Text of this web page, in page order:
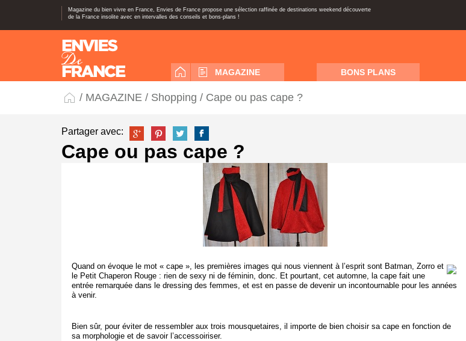
Magazine du bien vivre en France, Envies de France propose une sélection raffinée de destinations weekend découverte
de la France insolite avec en intervalles des conseils et bons-plans !
MAGAZINE BONS PLANS
/ MAGAZINE / Shopping / Cape ou pas cape ?
Partager avec:
Cape ou pas cape ?
Quand on évoque le mot « cape », les premières images qui nous viennent à l’esprit sont Batman, Zorro et
le Petit Chaperon Rouge : rien de sexy ni de féminin, donc. Et pourtant, cet automne, la cape fait une
entrée remarquée dans le dressing des femmes, et est en passe de devenir un incontournable pour les années
à venir.
Bien sûr, pour éviter de ressembler aux trois mousquetaires, il importe de bien choisir sa cape en fonction de
sa morphologie et de savoir l’accessoiriser.